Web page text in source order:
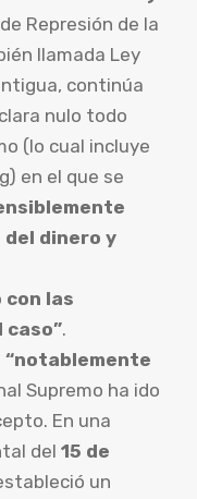
Represión de la
llamada Ley
continúa
nulo todo
(lo cual incluye
en el que se
del dinero y
las
.
“notablemente
Supremo ha ido
En una
del 15 de
un